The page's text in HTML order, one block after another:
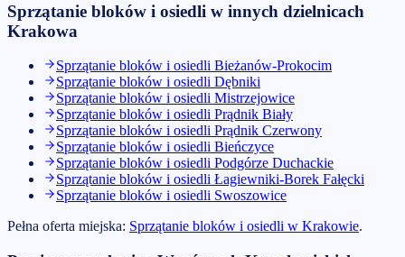
Sprzątanie bloków i osiedli w innych dzielnicach
Krakowa
Sprzątanie bloków i osiedli Bieżanów-Prokocim
Sprzątanie bloków i osiedli Dębniki
Sprzątanie bloków i osiedli Mistrzejowice
Sprzątanie bloków i osiedli Prądnik Biały
Sprzątanie bloków i osiedli Prądnik Czerwony
Sprzątanie bloków i osiedli Bieńczyce
Sprzątanie bloków i osiedli Podgórze Duchackie
Sprzątanie bloków i osiedli Łagiewniki-Borek Fałęcki
Sprzątanie bloków i osiedli Swoszowice
Pełna oferta miejska: Sprzątanie bloków i osiedli w Krakowie.